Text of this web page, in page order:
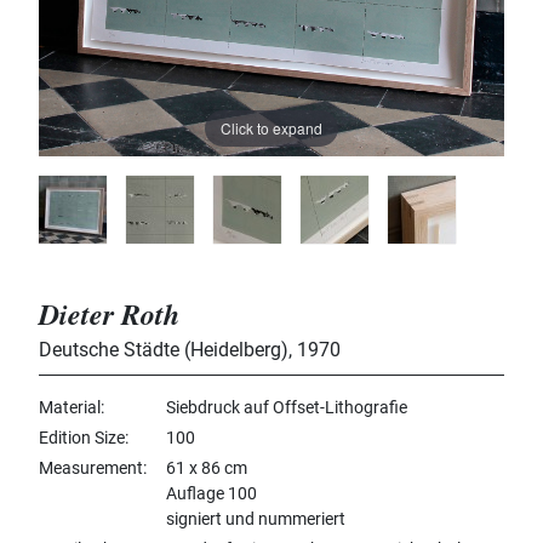
Click to expand
Dieter Roth
Deutsche Städte (Heidelberg), 1970
Material
Siebdruck auf Offset-Lithografie
Edition Size
100
Measurement
61 x 86 cm
Auflage 100
signiert und nummeriert